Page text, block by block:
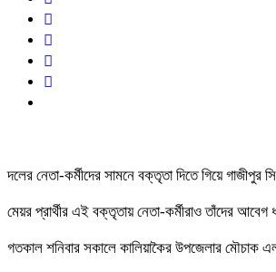
দলের নেতা-কর্মীদের সামনে বক্তৃতা দিতে গিয়ে গাজীপুর
মেয়র প্রার্থীর এই বক্তৃতায় নেতা-কর্মীরাও তাঁদের
গতকাল শনিবার সকালে কালিয়াকৈর উপজেলার মৌচাক